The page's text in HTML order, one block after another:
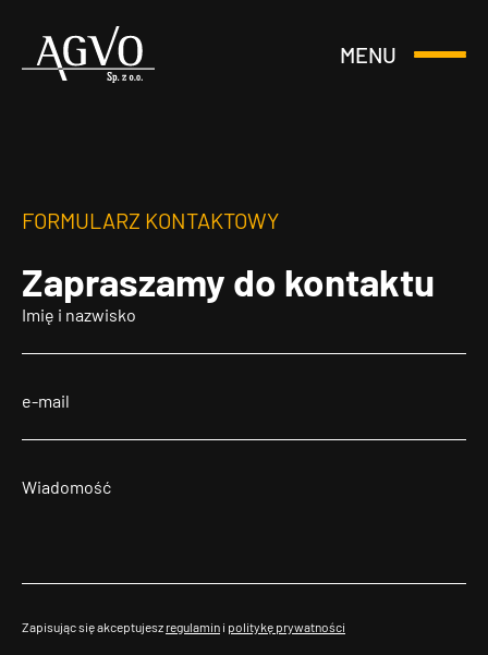
Header
MENU
Otwórz
FORMULARZ KONTAKTOWY
Zapraszamy do kontaktu
Zapisując się akceptujesz regulamin i politykę prywatności